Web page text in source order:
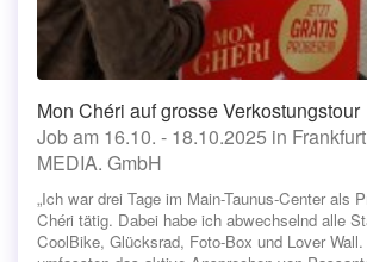
Mon Chéri auf grosse Verkostungstour
Job am 16.10. - 18.10.2025 in
MEDIA. GmbH
„Ich war drei Tage im Main-Taunus-Center als
Chéri tätig. Dabei habe ich abwechselnd alle
CoolBike, Glücksrad, Foto-Box und Lover